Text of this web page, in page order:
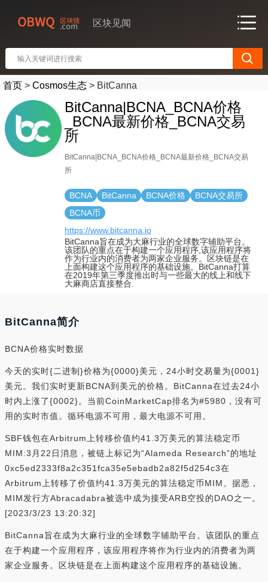
区块见闻
首页 > Cosmos生态 > BitCanna
BitCanna|BCNA_BCNA价格
_BCNA最新价格_BCNA交易
所
BitCanna|BCNA_BCNA价格_BCNA最新价格_BCNA交易
所
BCNA BitCanna BCNA价格
BCNA交易所
BCNA币
https://www.bitcanna.io
BitCanna旨在成为大麻行业的全球数字辅助平台。
该团队的重点在于构建一个应用程序,该应用程序将
作为行业内的消费者为两家企业服务。区块链是在
上面构建这个应用程序的基础设施。BitCanna打算
在2019年第三季度推出时与一些最大的线上和线下
大麻商店直接整合.
BitCanna简介
BCNA价格实时数据
今天的实时{二进制}价格为{0000}美元，24小时交易量为{0001}
美元。我们实时更新BCNA到美元的价格。BitCanna在过去24小
时内上涨了{0002}。当前CoinMarketCap排名为#5980，没有可
用的实时市值。循环电源不可用，最大电源不可用。
SBF钱包在Arbitrum上转移价值约41.3万美元的算法稳定币
MIM:3月22日消息，被链上标记为“Alameda Research”的地址
0xc5ed2333f8a2c351fca35e5ebadb2a82f5d254c3在
Arbitrum上转移了价值约41.3万美元的算法稳定币MIM。据悉，
MIM发行方Abracadabra被选中成为接受ARB空投的DAO之一。
[2023/3/23 13:20:32]
BitCanna旨在成为大麻行业的全球数字辅助平台。该团队的重点
在于构建一个应用程序，该应用程序将作为行业内的消费者为两
家企业服务。区块链是在上面构建这个应用程序的基础设施。